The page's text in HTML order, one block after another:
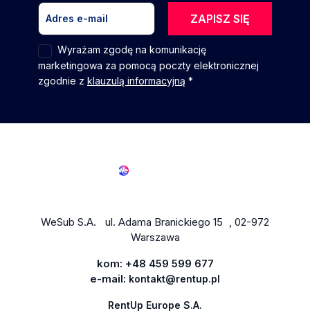
ZAPISZ SIĘ
Wyrażam zgodę na komunikację
marketingowa za pomocą poczty elektronicznej
zgodnie z klauzulą informacyjną *
WeSub S.A. ul. Adama Branickiego 15 , 02-972
Warszawa
kom: +48 459 599 677
e-mail: kontakt@rentup.pl
RentUp Europe S.A.